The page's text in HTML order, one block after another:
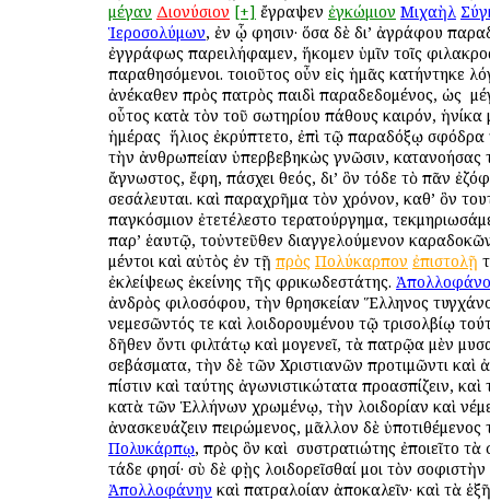
μέγαν Διονύσιον [+] ἔγραψεν ἐγκώμιον Μιχαὴλ
Ἱεροσολύμων, ἐν ᾧ φησιν· ὅσα δὲ δι’ ἀγράφου
ἐγγράφως παρειλήφαμεν, ἥκομεν ὑμῖν τοῖς
παραθησόμενοι. τοιοῦτος οὖν εἰς ἡμᾶς κατήντηκε
ἀνέκαθεν πρὸς πατρὸς παιδὶ παραδεδομένος, ὡς ὁ
οὗτος κατὰ τὸν τοῦ σωτηρίου πάθους καιρόν, ἡνίκα
ἡμέρας ὁ ἥλιος ἐκρύπτετο, ἐπὶ τῷ παραδόξῳ σφόδρα
τὴν ἀνθρωπείαν ὑπερβεβηκὼς γνῶσιν, κατανοήσας
ἄγνωστος, ἔφη, πάσχει θεός, δι’ ὃν τόδε τὸ πᾶν
σεσάλευται. καὶ παραχρῆμα τὸν χρόνον, καθ’ ὃν
παγκόσμιον ἐτετέλεστο τερατούργημα,
παρ’ ἑαυτῷ, τοὐντεῦθεν διαγγελούμενον
μέντοι καὶ αὐτὸς ἐν τῇ πρὸς Πολύκαρπον ἐπιστολῇ
ἐκλείψεως ἐκείνης τῆς φρικωδεστάτης.
ἀνδρὸς φιλοσόφου, τὴν θρησκείαν Ἕλληνος
νεμεσῶντός τε καὶ λοιδορουμένου τῷ τρισολβίῳ
δῆθεν ὄντι φιλτάτῳ καὶ ὁμογενεῖ, τὰ πατρῷα μὲν
σεβάσματα, τὴν δὲ τῶν Χριστιανῶν προτιμῶντι καὶ
πίστιν καὶ ταύτης ἀγωνιστικώτατα προασπίζειν,
κατὰ τῶν Ἑλλήνων χρωμένῳ, τὴν λοιδορίαν καὶ
ἀνασκευάζειν πειρώμενος, μᾶλλον δὲ ὑποτιθέμενος
Πολυκάρπῳ, πρὸς ὃν καὶ ὁ συστρατιώτης ἐποιεῖτο
τάδε φησί· σὺ δὲ φῂς λοιδορεῖσθαί μοι τὸν σοφιστὴν
Ἀπολλοφάνην καὶ πατραλοίαν ἀποκαλεῖν· καὶ τὰ